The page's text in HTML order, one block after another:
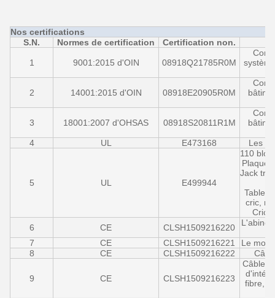
Nos certifications
S.N.
Normes de certification Certification non.
1 9001:2015 d'OIN 08918Q21785R0M
2 14001:2015 d'OIN 08918E20905R0M
3 18001:2007 d'OHSAS 08918S20811R1M
4 UL E473168 Les
5 UL E499944
110
Jack
cric,
Crics
6
CE CLSH1509216220
7 CE CLSH1509216221
Le
8
CE CLSH1509216222
9 CE CLSH1509216223
Câble à
fibre,